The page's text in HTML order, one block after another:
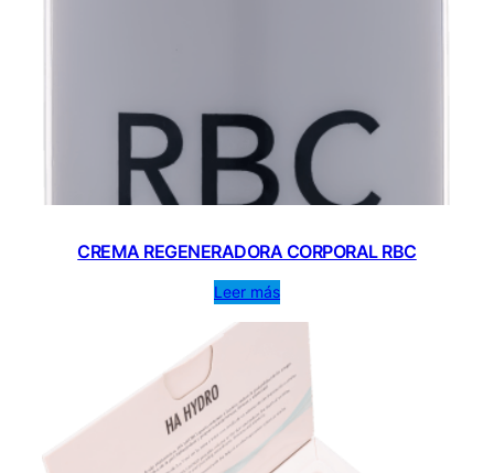
CREMA REGENERADORA CORPORAL RBC
Leer más